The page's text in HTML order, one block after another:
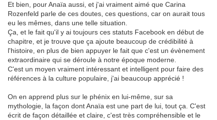
Et bien, pour Anaïa aussi, et j'ai vraiment aimé que Carina
Rozenfeld parle de ces doutes, ces questions, car on aurait tous
eu les mêmes, dans une telle situation.
Ça, et le fait qu'il y ai toujours ces statuts Facebook en début de
chapitre, et je trouve que ça ajoute beaucoup de crédibilité à
l'histoire, en plus de bien appuyer le fait que c'est un évènement
extraordinaire qui se déroule à notre époque moderne.
C'est un moyen vraiment intéressant et intelligent pour faire des
références à la culture populaire, j'ai beaucoup apprécié !
On en apprend plus sur le phénix en lui-même, sur sa
mythologie, la façon dont Anaïa est une part de lui, tout ça. C'est
écrit de façon détaillée et claire, c'est très compréhensible et le